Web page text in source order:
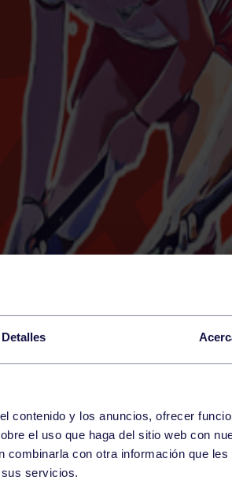
Detalles
contenido y los anuncios, ofrecer
el uso que haga del sitio web con
con otra información que
servicios.
h SANTANDER (CD RUTH BEITIA)